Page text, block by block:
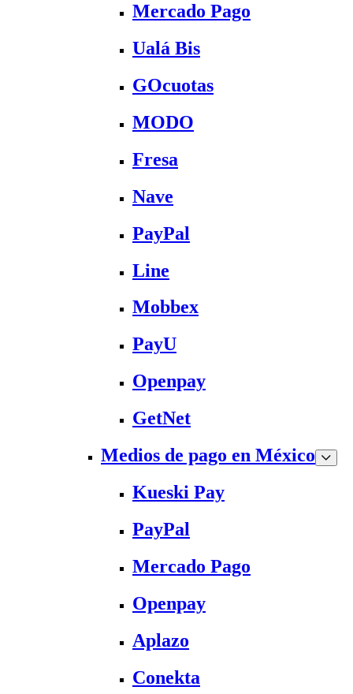
Mercado Pago
Ualá Bis
GOcuotas
MODO
Fresa
Nave
PayPal
Line
Mobbex
PayU
Openpay
GetNet
Medios de pago en México
Kueski Pay
PayPal
Mercado Pago
Openpay
Aplazo
Conekta